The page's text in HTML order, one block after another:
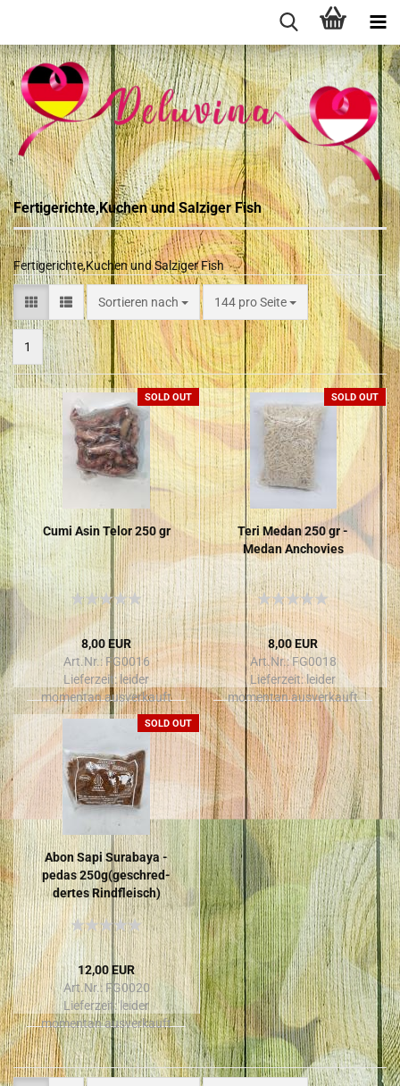
Fertigerichte,Kuchen und Salziger Fish
Fertigerichte,Kuchen und Salziger Fish
Sortieren nach 144 pro Seite
1
SOLD OUT
Cumi Asin Telor 250 gr
8,00 EUR
Art.Nr.: FG0016
Lieferzeit:leider
momentan ausverkauft
SOLD OUT
Teri Medan 250 gr -
Medan An­cho­vies
8,00 EUR
Art.Nr.: FG0018
Lieferzeit:leider
momentan ausverkauft
SOLD OUT
Abon Sapi Sur­a­ba­ya -​
pedas 250g(ge­schred­
der­tes Rind­fleisch)
12,00 EUR
Art.Nr.: FG0020
Lieferzeit:leider
momentan ausverkauft